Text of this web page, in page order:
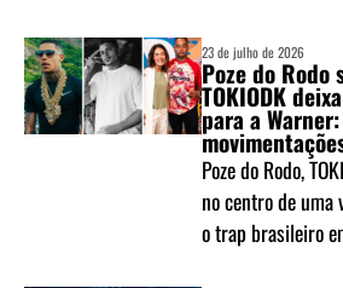
23 de julho de 2026
Poze do
TOKIODK
para a
Poze do Rodo,
no centro de
o trap brasileiro